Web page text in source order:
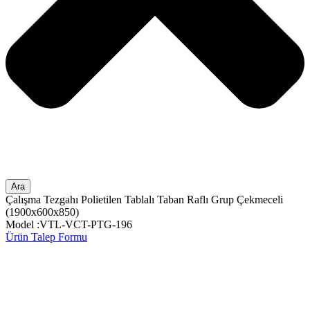
Ara
Çalışma Tezgahı Polietilen Tablalı Taban Raflı Grup Çekmeceli
(1900x600x850)
Model :VTL-VCT-PTG-196
Ürün Talep Formu